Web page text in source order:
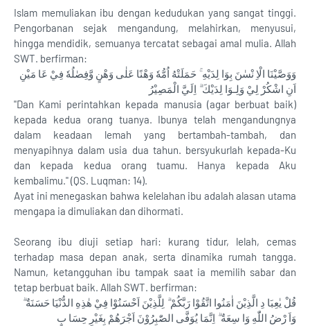
Islam memuliakan ibu dengan kedudukan yang sangat tinggi.
Pengorbanan sejak mengandung, melahirkan, menyusui,
hingga mendidik, semuanya tercatat sebagai amal mulia. Allah
SWT. berfirman:
وَوَصَّيْنَا الْاِ نْسٰنَ بِوَا لِدَيْهِ ۚ حَمَلَتْهُ اُمُّهٗ وَهْنًا عَلٰى وَهْنٍ وَّفِصٰلُهٗ فِيْ عَا مَيْنِ
اَنِ اشْكُرْ لِيْ وَلِـوَا لِدَيْكَ ۗ اِلَيَّ الْمَصِيْرُ
"Dan Kami perintahkan kepada manusia (agar berbuat baik)
kepada kedua orang tuanya. Ibunya telah mengandungnya
dalam keadaan lemah yang bertambah-tambah, dan
menyapihnya dalam usia dua tahun. bersyukurlah kepada-Ku
dan kepada kedua orang tuamu. Hanya kepada Aku
kembalimu." (QS. Luqman: 14).
Ayat ini menegaskan bahwa kelelahan ibu adalah alasan utama
mengapa ia dimuliakan dan dihormati.
Seorang ibu diuji setiap hari: kurang tidur, lelah, cemas
terhadap masa depan anak, serta dinamika rumah tangga.
Namun, ketangguhan ibu tampak saat ia memilih sabar dan
tetap berbuat baik. Allah SWT. berfirman:
قُلْ يٰعِبَا دِ الَّذِيْنَ اٰمَنُوا اتَّقُوْا رَبَّكُمْ ۗ لِلَّذِيْنَ اَحْسَنُوْا فِيْ هٰذِهِ الدُّنْيَا حَسَنَةٌ ۗ
وَاَ رْضُ اللّٰهِ وَا سِعَةٌ ۗ اِنَّمَا يُوَفَّى الصّٰبِرُوْنَ اَجْرَهُمْ بِغَيْرِ حِسَا بٍ